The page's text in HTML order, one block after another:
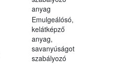
anyag
Emulgeálósó,
kelátképző
anyag,
savanyúságot
szabályozó